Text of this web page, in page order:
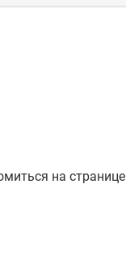
на странице